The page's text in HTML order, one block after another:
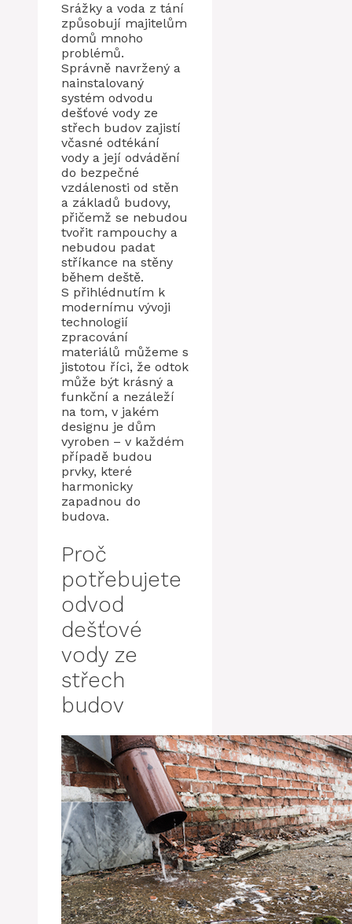
Srážky a voda z tání
způsobují majitelům
domů mnoho
problémů.
Správně navržený a
nainstalovaný
systém odvodu
dešťové vody ze
střech budov zajistí
včasné odtékání
vody a její odvádění
do bezpečné
vzdálenosti od stěn
a základů budovy,
přičemž se nebudou
tvořit rampouchy a
nebudou padat
stříkance na stěny
během deště.
S přihlédnutím k
modernímu vývoji
technologií
zpracování
materiálů můžeme s
jistotou říci, že odtok
může být krásný a
funkční a nezáleží
na tom, v jakém
designu je dům
vyroben – v každém
případě budou
prvky, které
harmonicky
zapadnou do
budova.
Proč
potřebujete
odvod
dešťové
vody ze
střech
budov